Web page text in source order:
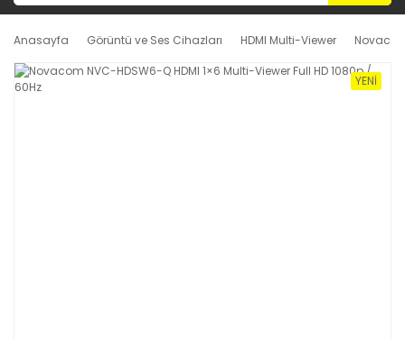
Anasayfa Görüntü ve Ses Cihazları HDMI Multi-Viewer
YENI